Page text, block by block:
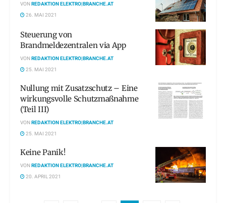
VONREDAKTION ELEKTRO|BRANCHE.AT
26. MAI 2021
Steuerung von
Brandmeldezentralen via App
VONREDAKTION ELEKTRO|BRANCHE.AT
25. MAI 2021
Nullung mit Zusatzschutz – Eine
wirkungsvolle Schutzmaßnahme
(Teil III)
VONREDAKTION ELEKTRO|BRANCHE.AT
25. MAI 2021
Keine Panik!
VONREDAKTION ELEKTRO|BRANCHE.AT
20. APRIL 2021